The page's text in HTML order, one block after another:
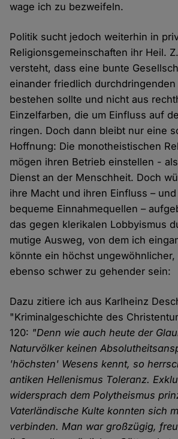
wage ich zu bezweifeln.
Politik sucht jedoch weiterhin in
Religionsgemeinschaften ihr Heil.
versteht, dass eine bunte
einander friedlich durchdringenden
bestehen sollte und nicht aus
Einzelfarben, die um Einfluss auf
ringen. Doch dann bleibt nur eine
Hoffnung: Die monotheistischen
mögen ihren Betrieb einstellen -
Dienst an der Menschheit. Doch
ihre Macht und ihren Einfluss –
bequeme Einnahmequellen –
das gegen klerikalen Lobbyismus
mutige Ausweg, von dem ich
könnte ein höchst ungewöhnlicher,
ebenso schwer zu gehender sein:
Dazu zitiere ich aus Karlheinz
"Kriminalgeschichte des
120: "Denn wie auch heute der
Naturvölker keinen
'höchsten' Wesens kennt, so
antiken Hellenismus Toleranz.
widersprach dem Polytheismus
Vaterländische Kulte konnten sich
verbinden. Man war großzügig,